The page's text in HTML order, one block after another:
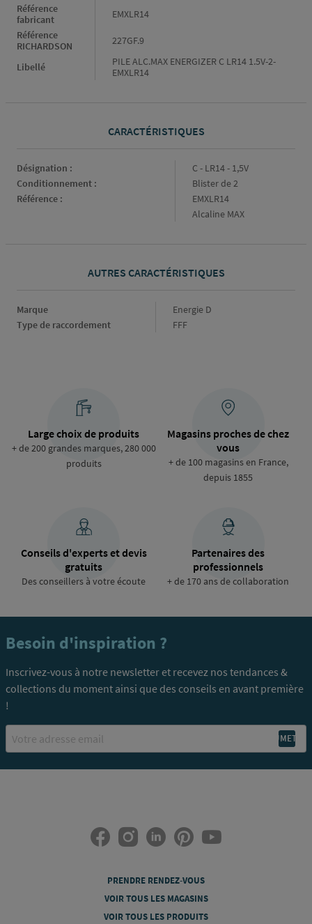
Référence
fabricant
EMXLR14
Référence
RICHARDSON
227GF.9
Libellé
PILE ALC.MAX ENERGIZER C LR14 1.5V-2-
EMXLR14
CARACTÉRISTIQUES
Caractéristiques
Désignation :
C - LR14 - 1,5V
Conditionnement :
Blister de 2
Référence :
EMXLR14
Alcaline MAX
AUTRES CARACTÉRISTIQUES
Marque Marque
Energie D
Type de raccordement
Type
FFF
Large choix de produits
+ de 200 grandes marques, 280 000
produits
Magasins proches de chez
vous
+ de 100 magasins en France,
depuis 1855
Conseils d'experts et devis
gratuits
Des conseillers à votre écoute
Partenaires des
professionnels
+ de 170 ans de collaboration
Besoin d'inspiration ?
Inscrivez-vous à notre newsletter et recevez nos tendances &
collections du moment ainsi que des conseils en avant première
!
Email
PRENDRE RENDEZ-VOUS
VOIR TOUS LES MAGASINS
VOIR TOUS LES PRODUITS